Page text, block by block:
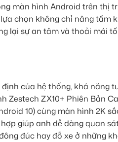
màn hình Android trên thị
chọn không chỉ nâng tầm
lại sự an tâm và thoải mái
của hệ thống, khả năng
Zestech ZX10+ Phiên Bản
10) cùng màn hình 2K
giúp anh dễ dàng quan
đúc hay đỗ xe ở những